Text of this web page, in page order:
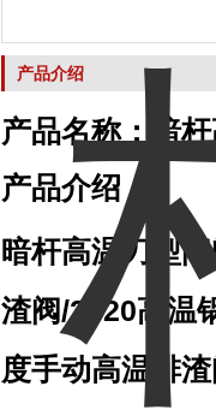
产品介绍
产品名称：暗
产品介绍：
暗杆高温刀型
渣阀/2520高温
度手动高温排